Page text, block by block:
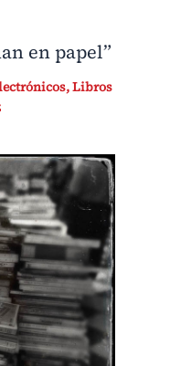
en papel”
,Libros